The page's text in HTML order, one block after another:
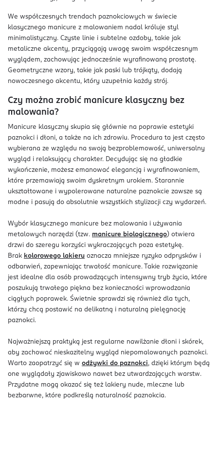
We współczesnych trendach paznokciowych w świecie
klasycznego manicure z malowaniem nadal króluje styl
minimalistyczny. Czyste linie i subtelne ozdoby, takie jak
metaliczne akcenty, przyciągają uwagę swoim współczesnym
wyglądem, zachowując jednocześnie wyrafinowaną prostotę.
Geometryczne wzory, takie jak paski lub trójkąty, dodają
nowoczesnego akcentu, który uzupełnia każdy strój.
Czy można zrobić manicure klasyczny bez
malowania?
Manicure klasyczny skupia się głównie na poprawie estetyki
paznokci i dłoni, a także na ich zdrowiu. Procedura ta jest często
wybierana ze względu na swoją bezproblemowość, uniwersalny
wygląd i relaksujący charakter. Decydując się na gładkie
wykończenie, możesz emanować elegancją i wyrafinowaniem,
które przemawiają swoim dyskretnym urokiem. Starannie
ukształtowane i wypolerowane naturalne paznokcie zawsze są
modne i pasują do absolutnie wszystkich stylizacji czy wydarzeń.
Wybór klasycznego manicure bez malowania i używania
metalowych narzędzi (tzw. manicure biologicznego) otwiera
drzwi do szeregu korzyści wykraczających poza estetykę.
Brak kolorowego lakieru oznacza mniejsze ryzyko odprysków i
odbarwień, zapewniając trwałość manicure. Takie rozwiązanie
jest idealne dla osób prowadzących intensywny tryb życia, które
poszukują trwałego piękna bez konieczności wprowadzania
ciągłych poprawek. Świetnie sprawdzi się również dla tych,
którzy chcą postawić na delikatną i naturalną pielęgnację
paznokci.
Najważniejszą praktyką jest regularne nawilżanie dłoni i skórek,
aby zachować nieskazitelny wygląd niepomalowanych paznokci.
Warto zaopatrzyć się w odżywki do paznokci, dzięki którym będą
one wyglądały zjawiskowo nawet bez utwardzających warstw.
Przydatne mogą okazać się też lakiery nude, mleczne lub
bezbarwne, które podkreślą naturalność paznokcia.